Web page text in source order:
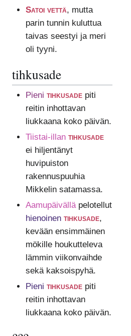
Satoi vettä, mutta
parin tunnin kuluttua
taivas seestyi ja meri
oli tyyni.
tihkusade
Pieni tihkusadepiti
reitin inhottavan
liukkaana koko päivän.
Tiistai-illan tihkusade
ei hiljentänyt
huvipuiston
rakennuspuuhia
Mikkelin satamassa.
Aamupäivälläpelotellut
hienoinen tihkusade,
kevään ensimmäinen
mökille houkutteleva
lämmin viikonvaihde
sekä kaksoispyhä.
Pieni tihkusadepiti
reitin inhottavan
liukkaana koko päivän.